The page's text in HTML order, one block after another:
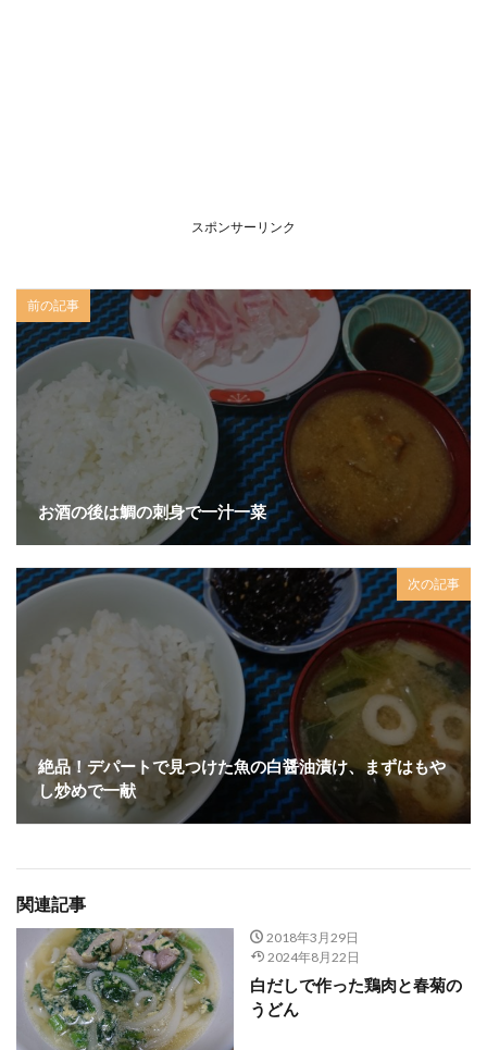
スポンサーリンク
前の記事
お酒の後は鯛の刺身で一汁一菜
次の記事
絶品！デパートで見つけた魚の白醤油漬け、まずはもや
し炒めで一献
関連記事
2018年3月29日
2024年8月22日
白だしで作った鶏肉と春菊の
うどん